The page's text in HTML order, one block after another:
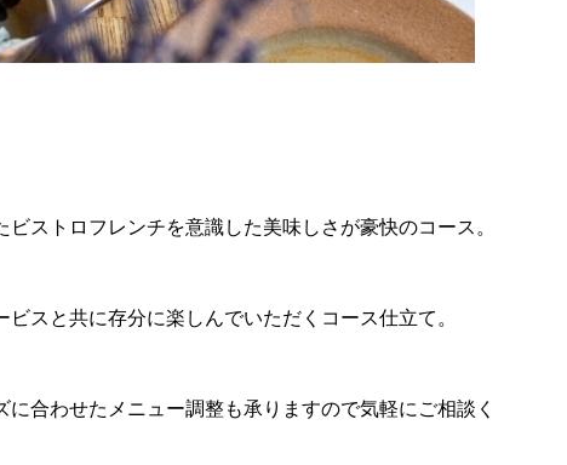
ストロフレンチを意識した美味しさが豪快のコース。
スと共に存分に楽しんでいただくコース仕立て。
合わせたメニュー調整も承りますので気軽にご相談く